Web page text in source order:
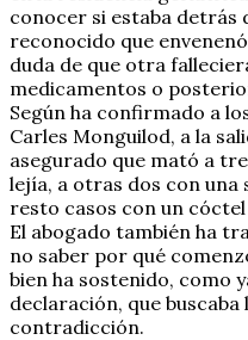
conocer si estaba detrás
reconocido que
duda de que otra
medicamentos o
Según ha confirmado a
Carles Monguilod, a la
asegurado que mató a
lejía, a otras dos con una
resto casos con un
El abogado también ha
no saber por qué
bien ha sostenido, como
declaración, que
contradicción.